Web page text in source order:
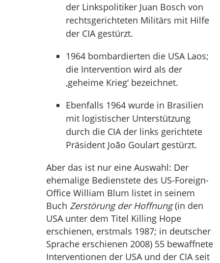
der Linkspolitiker Juan Bosch von
rechtsgerichteten Militärs mit Hilfe
der CIA gestürzt.
1964 bombardierten die USA Laos;
die Intervention wird als der
‚geheime Krieg‘ bezeichnet.
Ebenfalls 1964 wurde in Brasilien
mit logistischer Unterstützung
durch die CIA der links gerichtete
Präsident João Goulart gestürzt.
Aber das ist nur eine Auswahl: Der
ehemalige Bedienstete des US-Foreign-
Office William Blum listet in seinem
Buch Zerstörung der Hoffnung(in den
USA unter dem Titel Killing Hope
erschienen, erstmals 1987; in deutscher
Sprache erschienen 2008) 55 bewaffnete
Interventionen der USA und der CIA seit